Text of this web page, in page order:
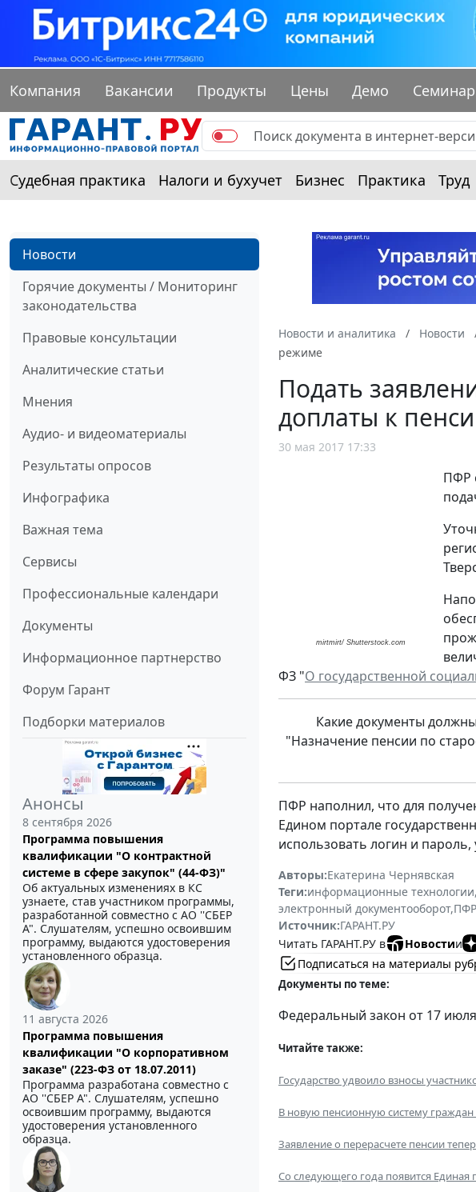
Компания Вакансии Продукты Цены Демо
Судебная практика Налоги и бухучет Бизнес Практика Труд
Новости
Горячие документы / Мониторинг
законодательства
Правовые консультации
Аналитические статьи
Мнения
Аудио- и видеоматериалы
Результаты опросов
Инфографика
Важная тема
Сервисы
Профессиональные календари
Документы
Информационное партнерство
Форум Гарант
Подборки материалов
Анонсы
8 сентября 2026
Программа повышения
квалификации "О контрактной
системе в сфере закупок" (44-ФЗ)"
Об актуальных изменениях в КС
узнаете, став участником программы,
разработанной совместно с АО ''СБЕР
А". Слушателям, успешно освоившим
программу, выдаются удостоверения
установленного образца.
11 августа 2026
Программа повышения
квалификации "О корпоративном
заказе" (223-ФЗ от 18.07.2011)
Программа разработана совместно с
АО ''СБЕР А". Слушателям, успешно
освоившим программу, выдаются
удостоверения установленного
образца.
Новости и аналитика Новости
режиме
Подать
доплаты к
30 мая 2017 17:33
mirtmirt/ Shutterstock.com
ПФР
ФЗ "О государственной
Какие документы
"Назначение пенсии по
ПФР наполнил, что для
Едином портале
использовать логин и
Авторы:Екатерина Чернявская
Теги:информационные технологии,
электронный документооборот,ПФР
Источник:ГАРАНТ.РУ
Читать ГАРАНТ.РУ в
Новостии
Подписаться на материалы
Документы по теме:
Федеральный закон от 17
Читайте также:
Государство удвоило взносы
В новую пенсионную систему
Заявление о перерасчете пенсии
Cо следующего года появится